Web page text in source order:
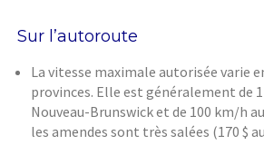
Sur l’autoroute
La vitesse maximale autorisée varie
provinces. Elle est généralement de
Nouveau-Brunswick et de 100 km/h
les amendes sont très salées (170 $